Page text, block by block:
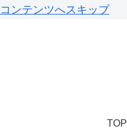
コンテンツへスキップ
TOP